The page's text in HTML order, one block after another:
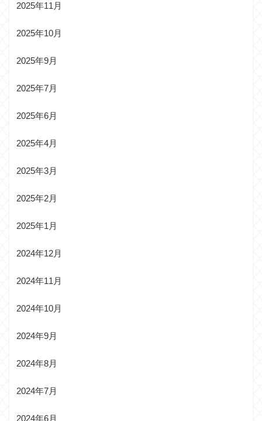
2025年11月
2025年10月
2025年9月
2025年7月
2025年6月
2025年4月
2025年3月
2025年2月
2025年1月
2024年12月
2024年11月
2024年10月
2024年9月
2024年8月
2024年7月
2024年6月